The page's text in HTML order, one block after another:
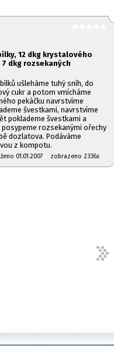
12 dkg krystalového
dkg rozsekaných
ušleháme tuhý sníh, do
cukr a potom vmícháme
pekáčku navrstvíme
švestkami, navrstvíme
poklademe švestkami a
rozsekanými ořechy
dozlatova. Podáváme
z kompotu.
01.01.2007 zobrazeno 2336x